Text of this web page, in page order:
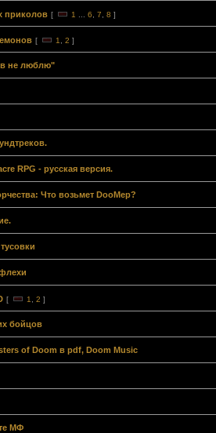
приколов [ 1 6 7 8 ]
[ 1 2 ]
не люблю"
RPG - русская версия.
Что возьмет DooMер?
[ 1 2 ]
бойцов
of Doom в pdf, Doom Music
МФ